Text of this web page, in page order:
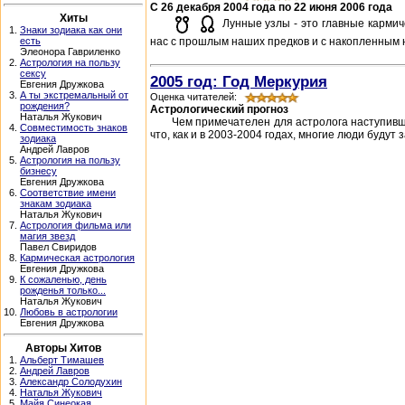
Хиты
1. Знаки зодиака как они
есть
Элеонора Гавриленко
2. Астрология на пользу
сексу
Евгения Дружкова
3. А ты экстремальный от
рождения?
Наталья Жукович
4. Совместимость знаков
зодиака
Андрей Лавров
5. Астрология на пользу
бизнесу
Евгения Дружкова
6. Соответствие имени
знакам зодиака
Наталья Жукович
7. Астрология фильма или
магия звезд
Павел Свиридов
8. Кармическая астрология
Евгения Дружкова
9. К сожаленью, день
рожденья только...
Наталья Жукович
10. Любовь в астрологии
Евгения Дружкова
Авторы Хитов
1. Альберт Тимашев
2. Андрей Лавров
3. Александр Солодухин
4. Наталья Жукович
C 26 декабря 2004 года по 22 июня 2006 года
Лунные узлы - это главные
нас с прошлым наших предков и с накопленным
2005 год: Год Меркурия
Оценка читателей:
Астрологический прогноз
Чем примечателен для астролога
что, как и в 2003-2004 годах, многие люди